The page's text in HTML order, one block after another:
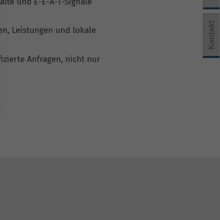
Leistungen und lokale
Anfragen, nicht nur
Kontakt
erteilt werden kann. Die erste Service-